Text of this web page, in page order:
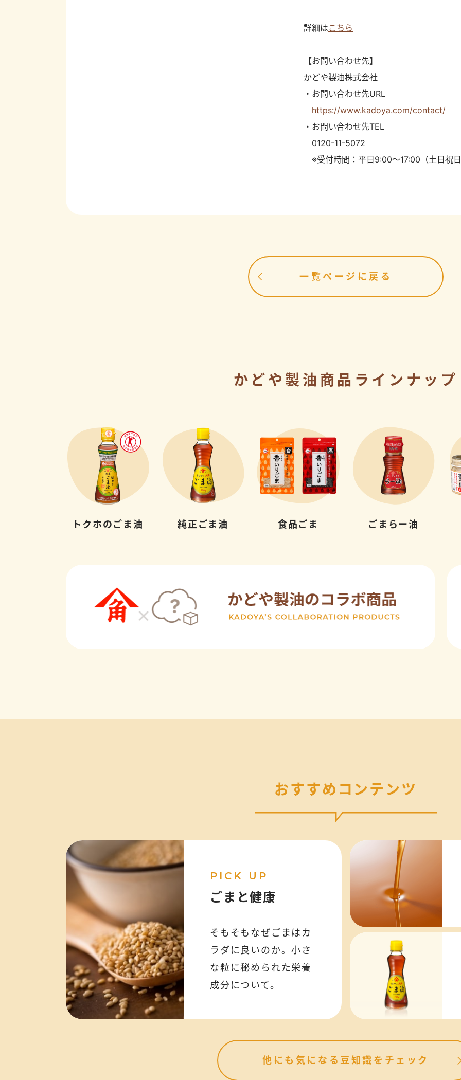
詳細はこちら
【お問い合わせ先】
かどや製油株式会社
・お問い合わせ先URL
https://www.kadoya.com/contact/
・お問い合わせ先TEL
0120-11-5072
※受付時間：平日9:00～17:00（土日祝日
一覧ページに戻る
かどや製油商品ラインナップ
トクホのごま油 純正ごま油 食品ごま ごまらー油
おすすめコンテンツ
PICK UP
ごまと健康
そもそもなぜごまはカ
ラダに良いのか。小さ
な粒に秘められた栄養
成分について。
他にも気になる豆知識をチェック